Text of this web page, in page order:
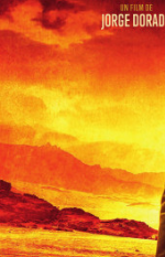
Vendre